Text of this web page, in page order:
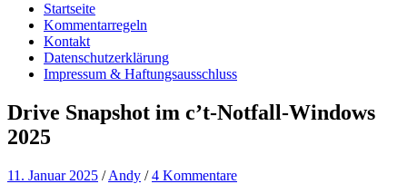
Startseite
Kommentarregeln
Kontakt
Datenschutzerklärung
Impressum & Haftungsausschluss
Drive Snapshot im c’t-Notfall-Windows
2025
11. Januar 2025 /Andy /4 Kommentare